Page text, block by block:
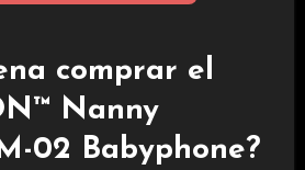
comprar el
Nanny
02 Babyphone?